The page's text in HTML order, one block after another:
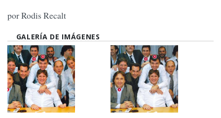
por Rodis Recalt
GALERÍA DE IMÁGENES